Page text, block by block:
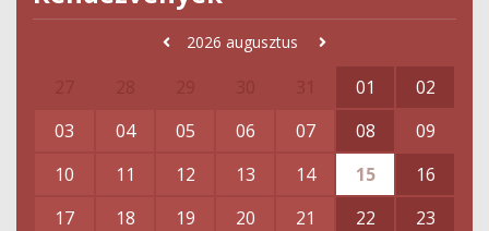
2026 augusztus
01
02
03
04 05 06 07 08
09
10
11 12 13 14 15
16
17
18 19 20 21 22
23